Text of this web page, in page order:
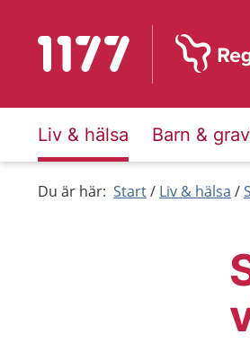
Till startsidan för 1177
Liv & hälsa Barn &
Du är här: Start Liv & hälsa